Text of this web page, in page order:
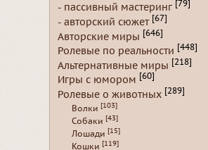
- пассивный мастеринг [79]
- авторский сюжет [67]
Авторские миры [646]
Ролевые по реальности [448]
Альтернативные миры [218]
Игры с юмором [60]
Ролевые о животных [289]
Волки [103]
Собаки [43]
Лошади [15]
Кошки [119]